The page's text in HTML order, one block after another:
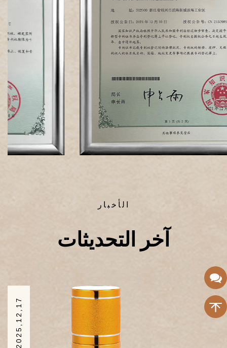
الأخبار
آخر التحديثات
2025,12,10